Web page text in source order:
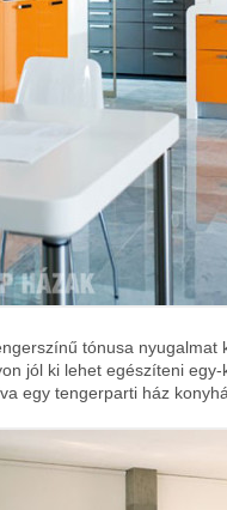
tónusa
jól ki lehet egészíteni
egy tengerparti ház